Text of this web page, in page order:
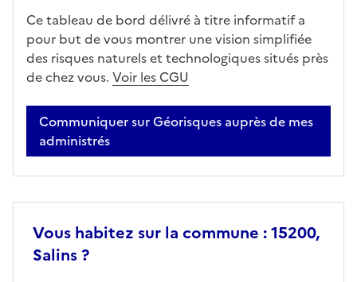
Ce tableau de bord délivré à titre informatif a
pour but de vous montrer une vision simplifiée
des risques naturels et technologiques situés près
de chez vous. Voir les CGU
Communiquer sur Géorisques auprès de mes
administrés
Vous habitez sur la commune : 15200,
Salins ?